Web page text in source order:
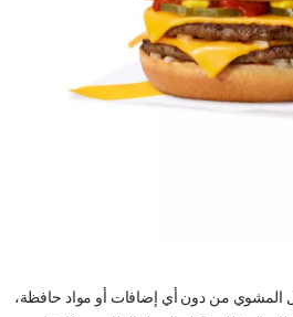
المشوي من دون أي إضافات أو مواد حافظة،